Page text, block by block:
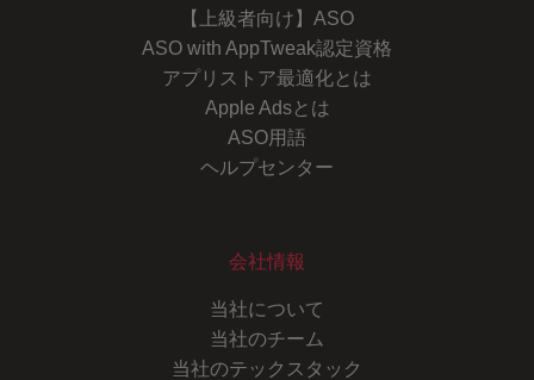
【上級者向け】ASO
ASO with AppTweak認定資格
アプリストア最適化とは
Apple Adsとは
ASO用語
ヘルプセンター
会社情報
当社について
当社のチーム
当社のテックスタック